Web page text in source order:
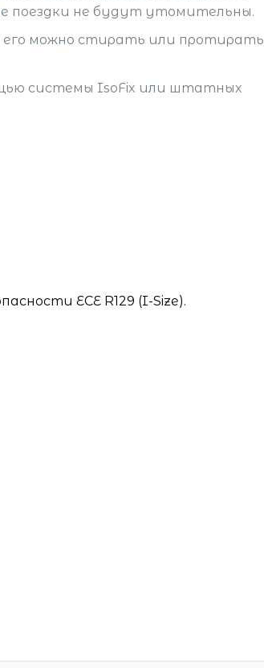
поездки не будут утомительны.
его можно стирать или протирать
системы IsoFix или штатных
ECE R129 (I-Size).